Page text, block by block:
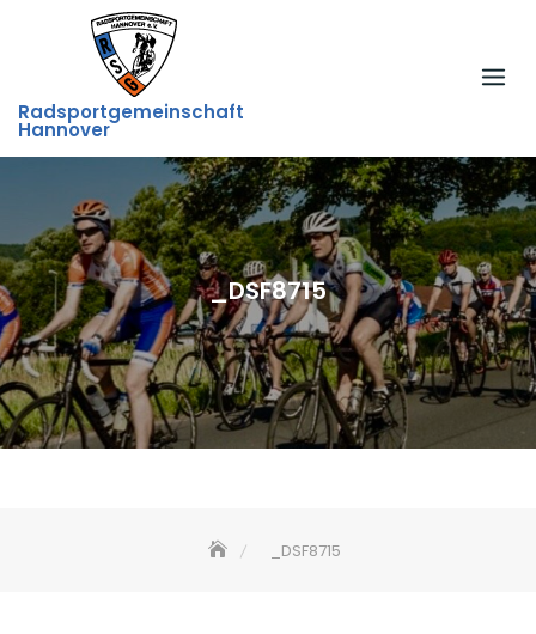
Radsportgemeinschaft
Hannover
_DSF8715
_DSF8715